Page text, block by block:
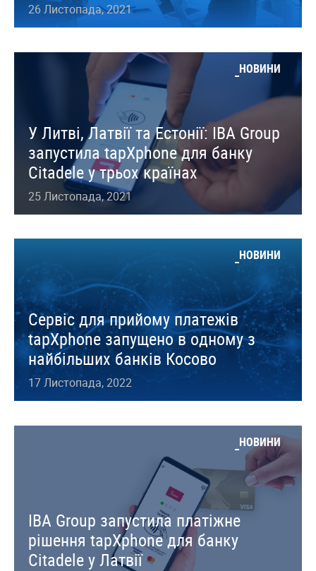
26 Листопада, 2021
НОВИНИ
У Литві, Латвії та Естонії: IBA Group
запустила tapXphone для банку
Citadele у трьох країнах
25 Листопада, 2021
НОВИНИ
Сервіс для прийому платежів
tapXphone запущено в одному з
найбільших банків Косово
17 Листопада, 2022
НОВИНИ
IBA Group запустила платіжне
рішення tapXphone для банку
Citadele у Латвії